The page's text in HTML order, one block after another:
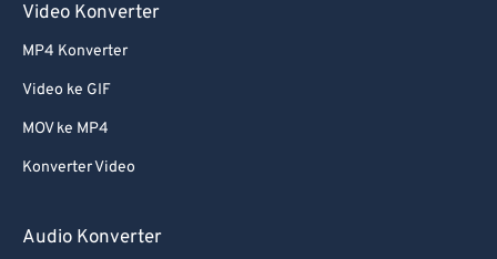
Video Konverter
MP4 Konverter
Video ke GIF
MOV ke MP4
Konverter Video
Audio Konverter